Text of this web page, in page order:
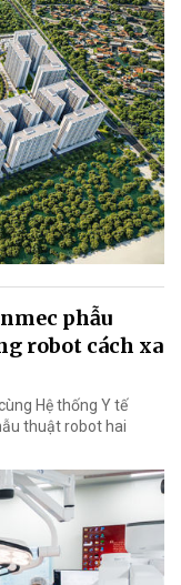
phẫu
robot cách xa
Hệ thống Y tế
thuật robot hai